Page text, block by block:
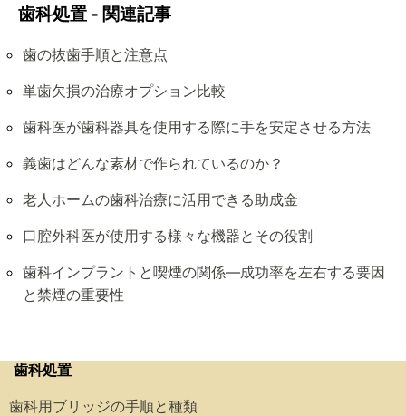
歯科処置 - 関連記事
歯の抜歯手順と注意点
単歯欠損の治療オプション比較
歯科医が歯科器具を使用する際に手を安定させる方法
義歯はどんな素材で作られているのか？
老人ホームの歯科治療に活用できる助成金
口腔外科医が使用する様々な機器とその役割
歯科インプラントと喫煙の関係―成功率を左右する要因
と禁煙の重要性
歯科処置
歯科用ブリッジの手順と種類